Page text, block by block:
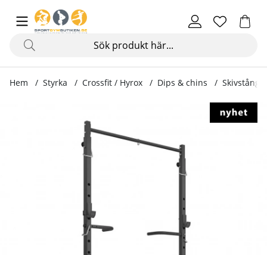
Hem Styrka Crossfit / Hyrox Dips & chins
Produktbilder Skivstångställning Pull-up / Dips Rack MS-